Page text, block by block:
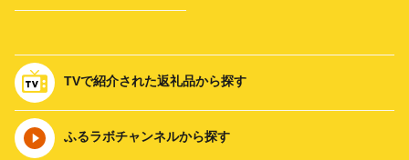
TVで紹介された返礼品から探す
ふるラボチャンネルから探す